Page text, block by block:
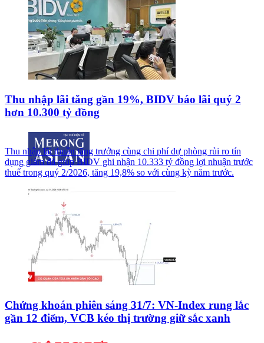
Thu nhập lãi tăng gần 19%, BIDV báo lãi quý 2
hơn 10.300 tỷ đồng
Thu nhập lãi thuần tăng trưởng cùng chi phí dự phòng rủi ro tín
dụng giảm đã giúp BIDV ghi nhận 10.333 tỷ đồng lợi nhuận trước
thuế trong quý 2/2026, tăng 19,8% so với cùng kỳ năm trước.
Chứng khoán phiên sáng 31/7: VN-Index rung lắc
gần 12 điểm, VCB kéo thị trường giữ sắc xanh